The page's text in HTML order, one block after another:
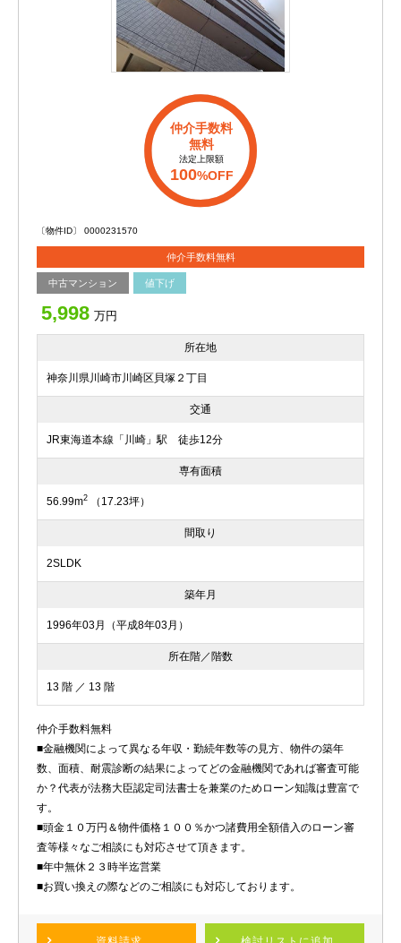
仲介手数料
無料
法定上限額
100%OFF
〔物件ID〕 0000231570
仲介手数料無料
中古マンション 値下げ
5,998 万円
所在地
神奈川県川崎市川崎区貝塚２丁目
交通
JR東海道本線「川崎」駅 徒歩12分
専有面積
56.99m2 （17.23坪）
間取り
2SLDK
築年月
1996年03月（平成8年03月）
所在階／階数
13 階 ／ 13 階
仲介手数料無料
■金融機関によって異なる年収・勤続年数等の見方、物件の築年
数、面積、耐震診断の結果によってどの金融機関であれば審査可能
か？代表が法務大臣認定司法書士を兼業のためローン知識は豊富で
す。
■頭金１０万円＆物件価格１００％かつ諸費用全額借入のローン審
査等様々なご相談にも対応させて頂きます。
■年中無休２３時半迄営業
■お買い換えの際などのご相談にも対応しております。